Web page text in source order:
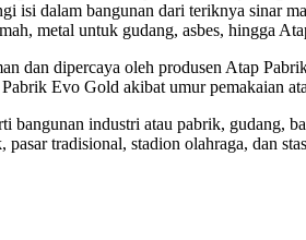
dalam bangunan dari teriknya sinar
metal untuk gudang, asbes, hingga
dan dipercaya oleh produsen Atap
Evo Gold akibat umur pemakaian
bangunan industri atau pabrik, gudang,
tradisional, stadion olahraga, dan